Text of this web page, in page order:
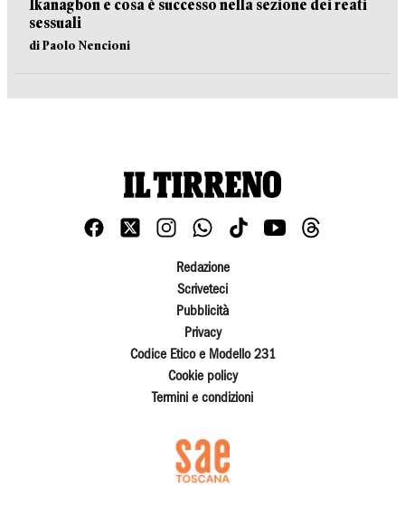
Ikanagbon e cosa è successo nella sezione dei reati
sessuali
di Paolo Nencioni
Redazione
Scriveteci
Pubblicità
Privacy
Codice Etico e Modello 231
Cookie policy
Termini e condizioni